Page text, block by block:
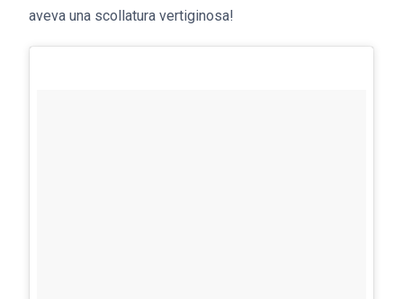
aveva una scollatura vertiginosa!